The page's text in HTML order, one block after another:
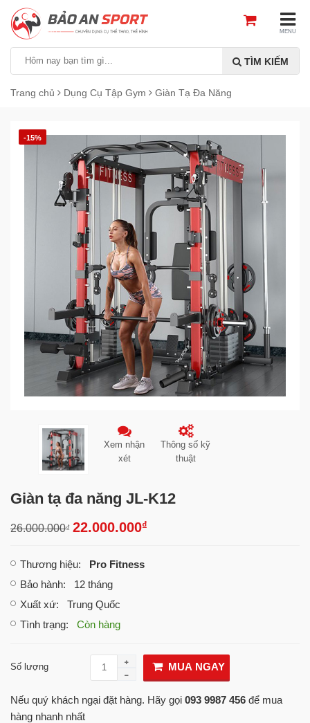
MENU
TÌM KIẾM
Trang chủ Dụng Cụ Tập Gym Giàn Tạ Đa Năng
-15%
Xem nhận
xét
Thông số kỹ
thuật
Giàn tạ đa năng JL-K12
26.000.000₫ 22.000.000₫
Thương hiệu: Pro Fitness
Bảo hành: 12 tháng
Xuất xứ: Trung Quốc
Tình trạng: Còn hàng
Số lượng MUA NGAY
Nếu quý khách ngại đặt hàng. Hãy gọi 093 9987 456 để mua
hàng nhanh nhất